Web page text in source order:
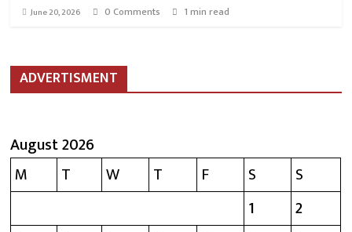
June 20, 2026 0 Comments 1 min read
ADVERTISMENT
August 2026
M
T W T F S
S
1
2